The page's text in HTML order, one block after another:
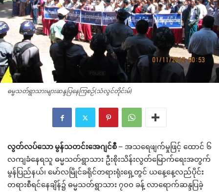
ဓမ္မသတ်ရွာသားများဆန္ဒပြနေကြစဉ်(သံလွင်တိုင်းမ်)
လွတ်လပ်သော မွန်သတင်းအေဂျင်စီ – အသရေဖျက်မှုဖြင့် ထောင် ၆
လကျခံနေရသူ ဓမ္မသတ်ရွာသား ဦးစိုးသိန်းလွတ်မြောက်ရေးအတွက်
မွန်ပြည်နယ်၊ မော်လမြိုင်ခရိုင်တရားရုံးရှေ့တွင် ယနေ့နေ့လည်ပိုင်း
တရားစီရင်နေချိန်၌ ဓမ္မသတ်ရွာသား ၇၀ဝ ခန့် လာရောက်ဆန္ဒပြခဲ့